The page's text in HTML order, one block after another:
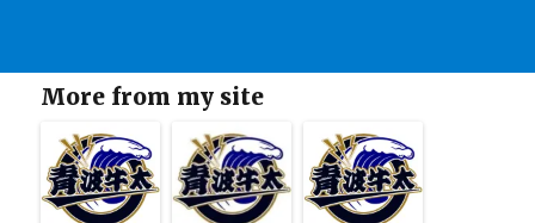
More from my site